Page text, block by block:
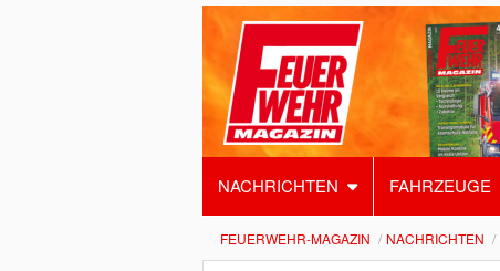
NACHRICHTEN FAHRZEUGE
FEUERWEHR-MAGAZIN NACHRICHTEN